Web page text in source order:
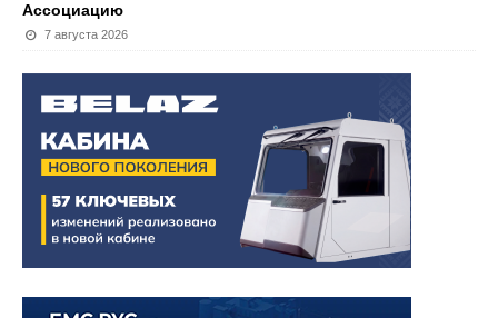
Ассоциацию
7 августа 2026